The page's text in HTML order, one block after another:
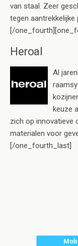
van staal. Zeer
tegen aantrekkelijke
[/
Heroal
Al
keuze
zich op innovatieve
materialen voor
[/one_fourth_last]